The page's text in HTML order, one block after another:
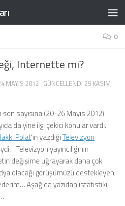
0
Internette mi?
MAYIS 2012 · GÜNCELLENDI 29 KASIM
son sayısına (20-26 Mayıs 2012)
da yine ilgi çekici konular vardı.
Polat‘ın yazdığıTelevizyon
Televizyon yayıncılığının
değişime uğrayarak daha çok
olacağı görüşümüzü destekleyen,
Aşağıda yazıdan istatistiki